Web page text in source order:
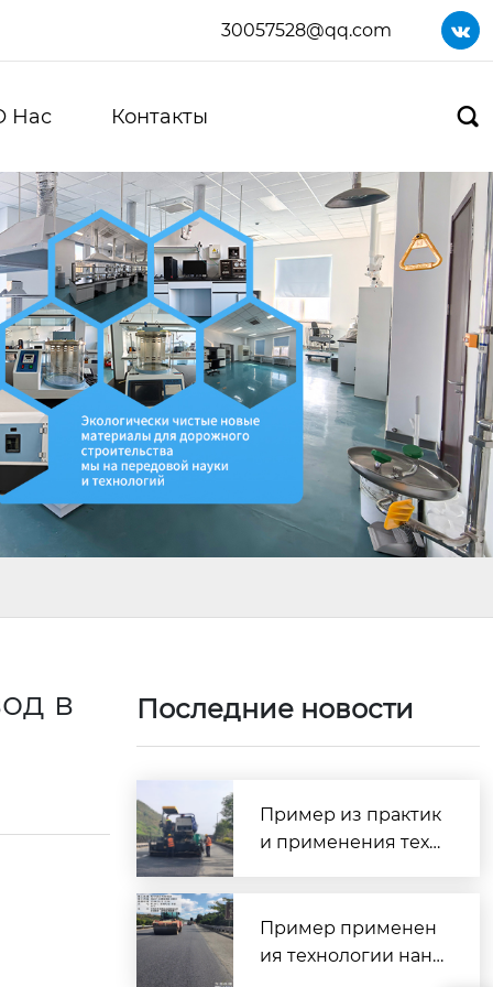
30057528@qq.com 
Нас Контакты 
в
Последние новости
Пример из практик
и применения техн
окрытия SMC — про
ект профилактичес
Пример применен
ия технологии нане